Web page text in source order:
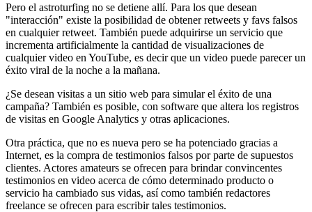
Pero el astroturfing no se detiene allí. Para los que desean
"interacción" existe la posibilidad de obtener retweets y favs falsos
en cualquier retweet. También puede adquirirse un servicio que
incrementa artificialmente la cantidad de visualizaciones de
cualquier video en YouTube, es decir que un video puede parecer un
éxito viral de la noche a la mañana.
¿Se desean visitas a un sitio web para simular el éxito de una
campaña? También es posible, con software que altera los registros
de visitas en Google Analytics y otras aplicaciones.
Otra práctica, que no es nueva pero se ha potenciado gracias a
Internet, es la compra de testimonios falsos por parte de supuestos
clientes. Actores amateurs se ofrecen para brindar convincentes
testimonios en video acerca de cómo determinado producto o
servicio ha cambiado sus vidas, así como también redactores
freelance se ofrecen para escribir tales testimonios.